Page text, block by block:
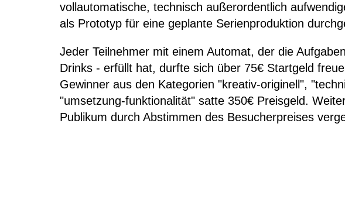
vollautomatische, technisch außerordentlich
als Prototyp für eine geplante Serienproduktion
Jeder Teilnehmer mit einem Automat, der die
Drinks - erfüllt hat, durfte sich über 75€ Startgeld
Gewinner aus den Kategorien "kreativ-originell",
"umsetzung-funktionalität" satte 350€ Preisgeld.
Publikum durch Abstimmen des Besucherpreises